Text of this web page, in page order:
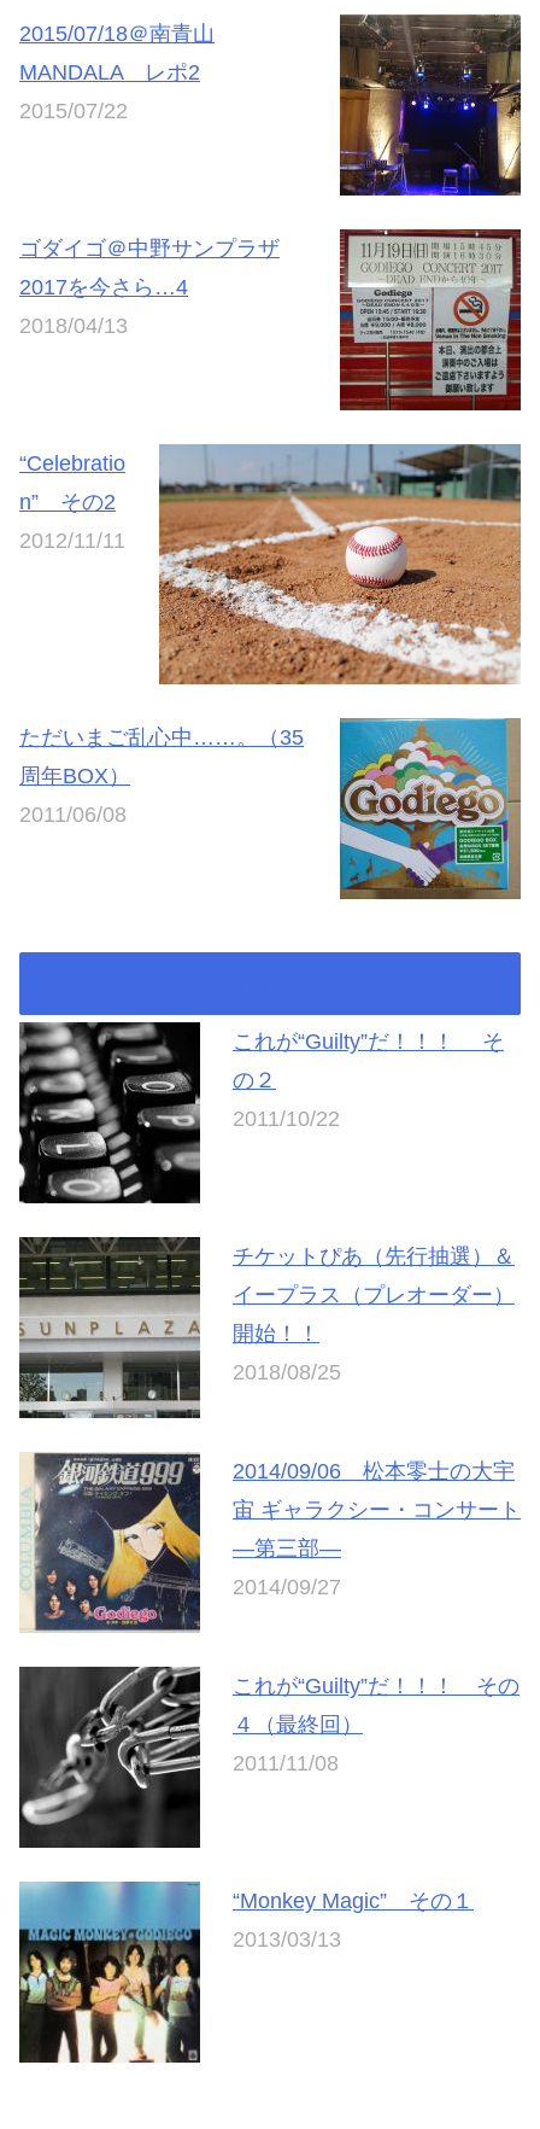
2015/07/18＠南青山
MANDALA レポ2
2015/07/22
ゴダイゴ＠中野サンプラザ
2017を今さら…4
2018/04/13
“Celebratio
n” その2
2012/11/11
ただいまご乱心中……。（35
周年BOX）
2011/06/08
これが“Guilty”だ！！！ そ
の２
2011/10/22
チケットぴあ（先行抽選）＆
イープラス（プレオーダー）
開始！！
2018/08/25
2014/09/06 松本零士の大宇
宙 ギャラクシー・コンサート
―第三部―
2014/09/27
これが“Guilty”だ！！！ その
４（最終回）
2011/11/08
“Monkey Magic” その１
2013/03/13